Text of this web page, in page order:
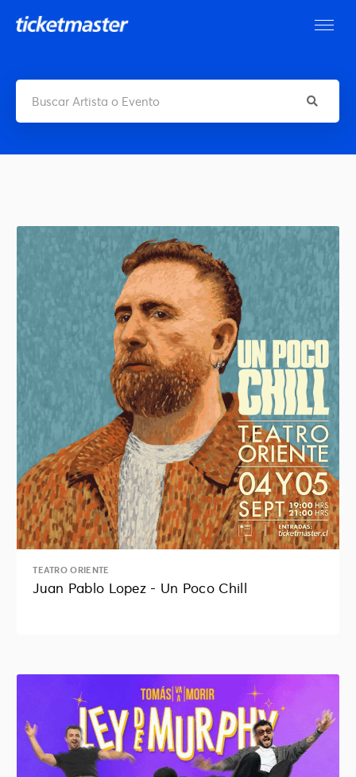
TEATRO ORIENTE
Juan Pablo Lopez - Un Poco Chill